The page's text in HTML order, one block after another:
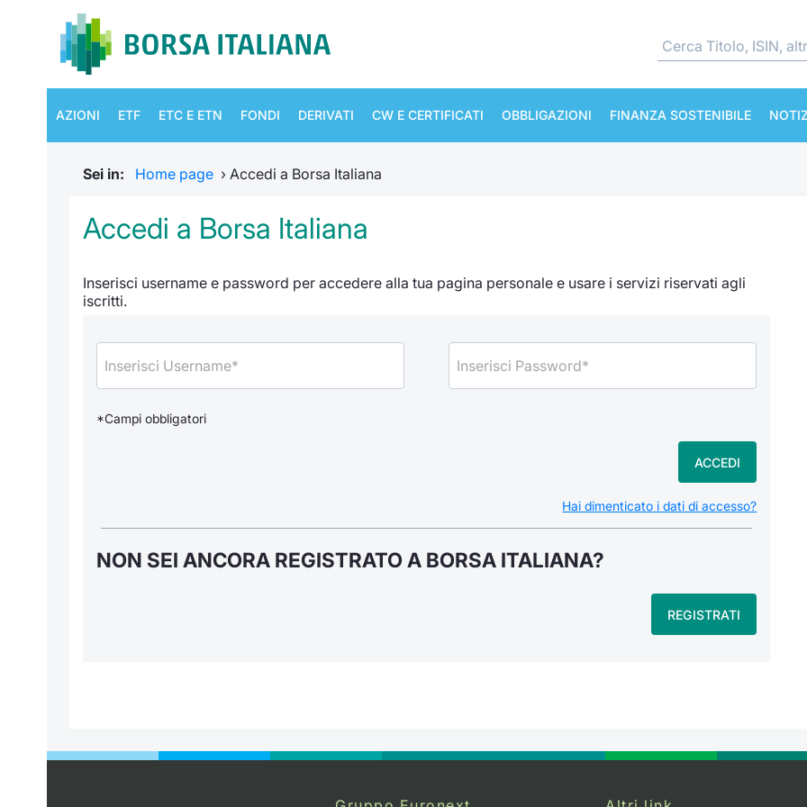
AZIONI ETF ETC E ETN FONDI DERIVATI CW E CERTIFICATI OBBLIGAZIONI FINANZA SOSTENIBILE
Sei in: Home page › Accedi a Borsa Italiana
Accedi a Borsa Italiana
Inserisci username e password per accedere alla tua pagina personale e usare i servizi riservati agli
iscritti.
*Campi obbligatori
ACCEDI
Hai dimenticato i dati di accesso?
NON SEI ANCORA REGISTRATO A BORSA ITALIANA?
REGISTRATI